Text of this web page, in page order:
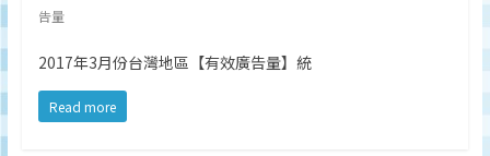
告量
2017年3月份台灣地區【有效廣告量】統
Read more